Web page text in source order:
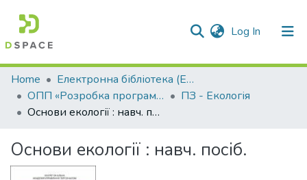
Log In (current)
Communities & Collections
All of DSpace
Home
Електронна бібліотека (E-Book)
ОПП «Розробка програмного забезпечення»
ПЗ - Екологія
Основи екології : навч. посіб.
Основи екології : навч. посіб.